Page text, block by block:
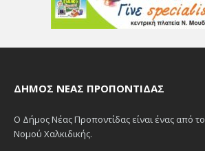
ΔΉΜΟΣ ΝΈΑΣ ΠΡΟΠΟΝΤΊΔΑΣ
Ο Δήμος Νέας Προποντίδας είναι ένας από
Νομού Χαλκιδικής.